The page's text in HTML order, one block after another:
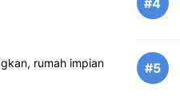
rumah impian
#5